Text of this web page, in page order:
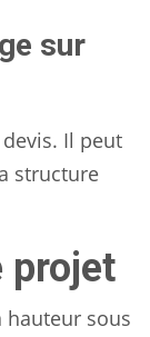
sur
Il peut
structure
projet
hauteur sous